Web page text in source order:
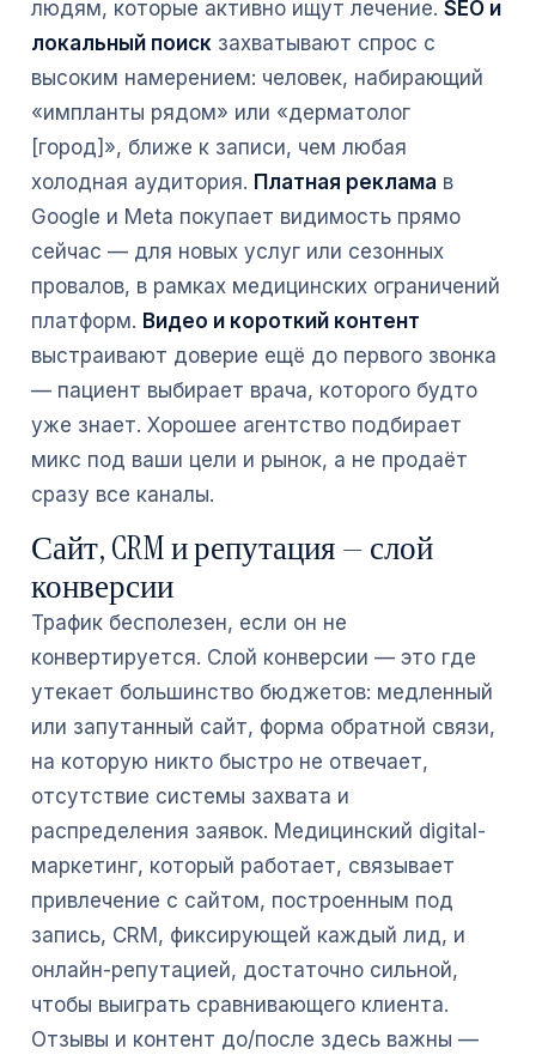
людям, которые активно ищут лечение. SEO и
локальный поиск захватывают спрос с
высоким намерением: человек, набирающий
«импланты рядом» или «дерматолог
[город]», ближе к записи, чем любая
холодная аудитория. Платная реклама в
Google и Meta покупает видимость прямо
сейчас — для новых услуг или сезонных
провалов, в рамках медицинских ограничений
платформ. Видео и короткий контент
выстраивают доверие ещё до первого звонка
— пациент выбирает врача, которого будто
уже знает. Хорошее агентство подбирает
микс под ваши цели и рынок, а не продаёт
сразу все каналы.
Сайт, CRM и репутация — слой
конверсии
Трафик бесполезен, если он не
конвертируется. Слой конверсии — это где
утекает большинство бюджетов: медленный
или запутанный сайт, форма обратной связи,
на которую никто быстро не отвечает,
отсутствие системы захвата и
распределения заявок. Медицинский digital-
маркетинг, который работает, связывает
привлечение с сайтом, построенным под
запись, CRM, фиксирующей каждый лид, и
онлайн-репутацией, достаточно сильной,
чтобы выиграть сравнивающего клиента.
Отзывы и контент до/после здесь важны —